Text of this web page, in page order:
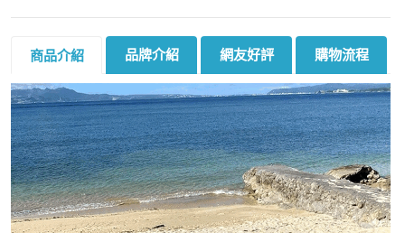
商品介紹 品牌介紹 網友好評 購物流程